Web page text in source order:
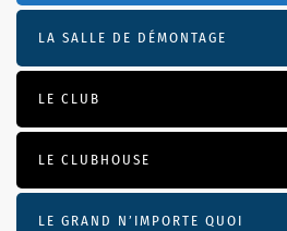
LA SALLE DE DÉMONTAGE
LE CLUB
LE CLUBHOUSE
LE GRAND N’IMPORTE QUOI